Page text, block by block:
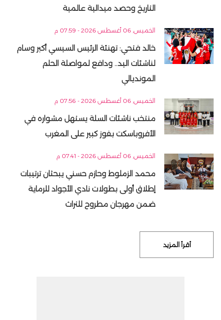
التاريخ وحصد ميدالية عالمية
الخميس, 06 أغسطس 2026 - 07:59 م
خالد فتحي: تهنئة الرئيس السيسي أكبر وسام
لناشئات اليد.. ودافع لمواصلة الحلم
المونديالي
الخميس, 06 أغسطس 2026 - 07:56 م
منتخب ناشئات السلة يستهل مشواره في
الأفروباسكت بفوز كبير على المغرب
الخميس, 06 أغسطس 2026 - 07:41 م
محمد الزملوط وحازم حسني يبحثان ترتيبات
إطلاق أولى بطولات نادي الأجواد للرماية
ضمن مهرجان مطروح للتراث
أقرأ المزيد